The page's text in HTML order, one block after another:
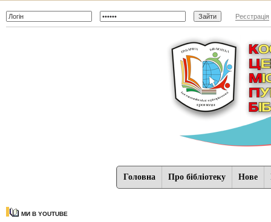
Реєстрація
Головна Про бібліотеку Нове
МИ В YOUTUBE